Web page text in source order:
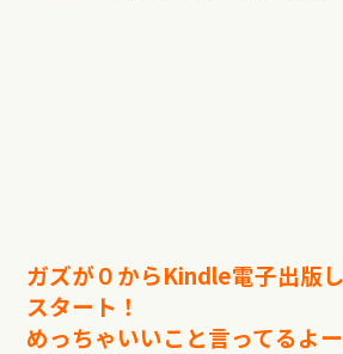
ガズが０からKindle電子出版
スタート！
めっちゃいいこと言ってるよー